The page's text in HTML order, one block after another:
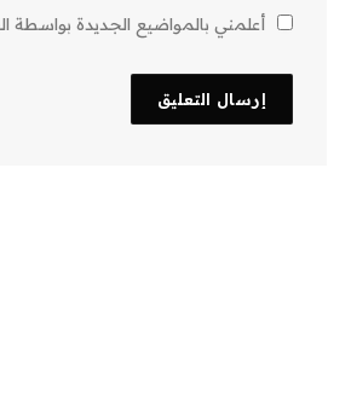
أعلمني بالمواضيع الجديدة بواسطة